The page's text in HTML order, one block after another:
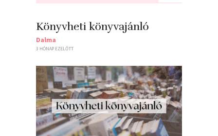
Könyvheti könyvajánló
Dalma
3 HÓNAP EZELŐTT